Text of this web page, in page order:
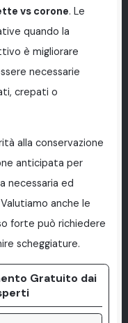
vs corone. Le
quando la
è migliorare
necessarie
crepati o
alla conservazione
anticipata per
necessaria ed
anche le
forte può richiedere
scheggiature.
Gratuito dai